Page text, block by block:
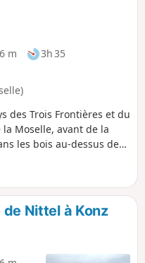
m
3h 35
des Trois Frontières et du
Moselle, avant de la
les bois au-dessus de
(Allemagne), Apach
Nittel à Konz